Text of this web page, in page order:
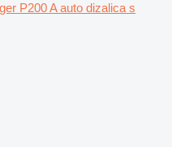
P200 A auto dizalica s